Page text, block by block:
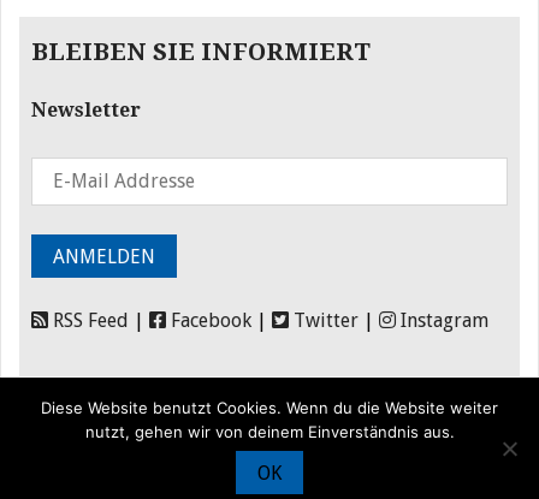
BLEIBEN SIE INFORMIERT
Newsletter
RSS Feed | Facebook | Twitter | Instagram
Förderung|
Diese Website benutzt Cookies. Wenn du die Website weiter
nutzt, gehen wir von deinem Einverständnis aus.
OK